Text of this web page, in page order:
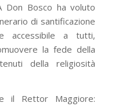
Don Bosco ha voluto
di santificazione
accessibile a tutti,
la fede della
della religiosità
il Rettor Maggiore: